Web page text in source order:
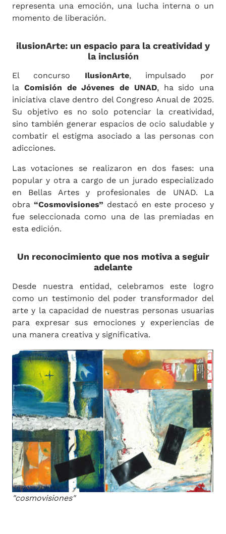
representa una emoción, una lucha interna o un
momento de liberación.
ilusionArte: un espacio para la creatividad y
la inclusión
El concurso IlusionArte, impulsado por
la Comisión de Jóvenes de UNAD, ha sido una
iniciativa clave dentro del Congreso Anual de 2025.
Su objetivo es no solo potenciar la creatividad,
sino también generar espacios de ocio saludable y
combatir el estigma asociado a las personas con
adicciones.
Las votaciones se realizaron en dos fases: una
popular y otra a cargo de un jurado especializado
en Bellas Artes y profesionales de UNAD. La
obra “Cosmovisiones” destacó en este proceso y
fue seleccionada como una de las premiadas en
esta edición.
Un reconocimiento que nos motiva a seguir
adelante
Desde nuestra entidad, celebramos este logro
como un testimonio del poder transformador del
arte y la capacidad de nuestras personas usuarias
para expresar sus emociones y experiencias de
una manera creativa y significativa.
"cosmovisiones"